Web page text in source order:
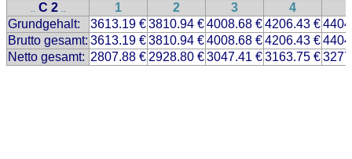
.. C 2 .. 1 2 3 4
Grundgehalt:
3613.19 €3810.94 €4008.68 €4206.43 €
Brutto gesamt: 3613.19 €3810.94 €4008.68 €4206.43 €
Netto gesamt: 2807.88 € 2928.80 €3047.41 €3163.75 €